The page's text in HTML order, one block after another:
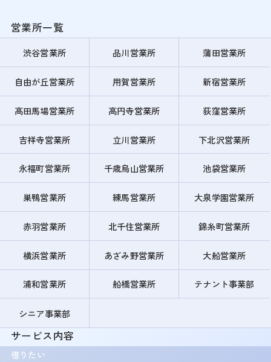
営業所一覧
渋谷営業所 品川営業所 蒲田営業所
自由が丘営業所 用賀営業所 新宿営業所
高田馬場営業所 高円寺営業所 荻窪営業所
吉祥寺営業所 立川営業所 下北沢営業所
永福町営業所 千歳烏山営業所 池袋営業所
巣鴨営業所 練馬営業所 大泉学園営業所
赤羽営業所 北千住営業所 錦糸町営業所
横浜営業所 あざみ野営業所 大船営業所
浦和営業所 船橋営業所 テナント事業部
シニア事業部
サービス内容
借りたい